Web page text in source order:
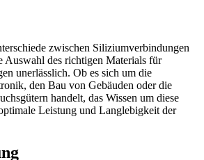
zwischen Siliziumverbindungen
Auswahl des richtigen Materials für
unerlässlich. Ob es sich um die
den Bau von Gebäuden oder die
handelt, das Wissen um diese
Leistung und Langlebigkeit der